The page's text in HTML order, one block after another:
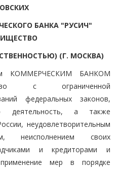
БАНКА "РУСИЧ"
(Г. МОСКВА)
КОММЕРЧЕСКИМ БАНКОМ
с ограниченной
федеральных законов,
деятельность, а также
неудовлетворительным
неисполнением своих
и кредиторами и
мер в порядке